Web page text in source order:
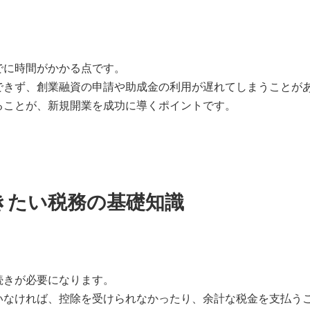
時間がかかる点です。
ず、創業融資の申請や助成金の利用が遅れてしまうことが
とが、新規開業を成功に導くポイントです。
い税務の基礎知識
が必要になります。
ければ、控除を受けられなかったり、余計な税金を支払う